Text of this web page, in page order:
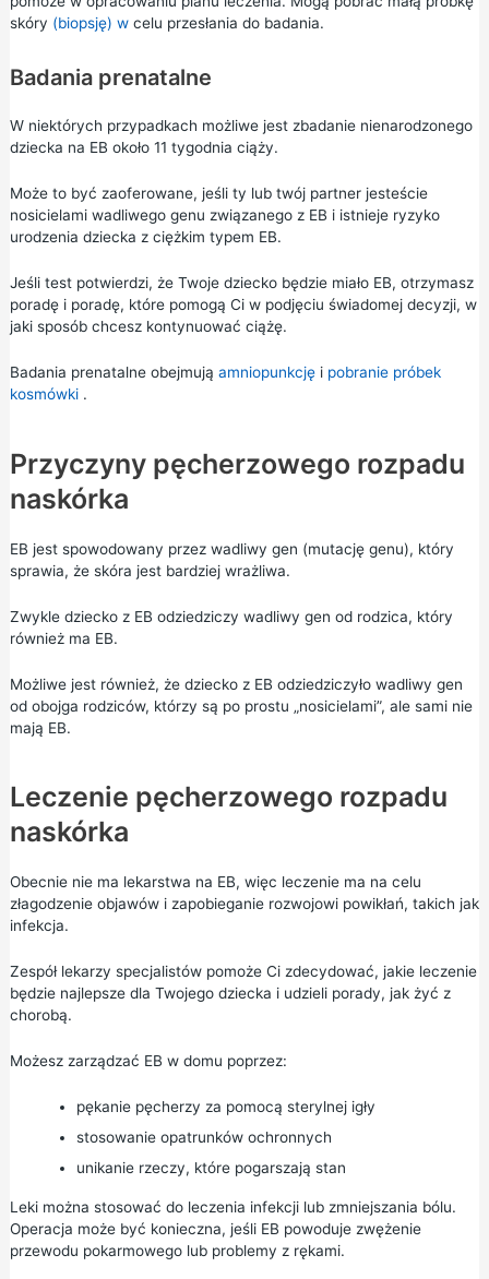
skóry (biopsję) wcelu przesłania do badania.
Badania prenatalne
W niektórych przypadkach możliwe jest zbadanie nienarodzonego
dziecka na EB około 11 tygodnia ciąży.
Może to być zaoferowane, jeśli ty lub twój partner jesteście
nosicielami wadliwego genu związanego z EB i istnieje ryzyko
urodzenia dziecka z ciężkim typem EB.
Jeśli test potwierdzi, że Twoje dziecko będzie miało EB, otrzymasz
poradę i poradę, które pomogą Ci w podjęciu świadomej decyzji, w
jaki sposób chcesz kontynuować ciążę.
Badania prenatalne obejmują amniopunkcjęi pobranie próbek
kosmówki.
Przyczyny pęcherzowego rozpadu
naskórka
EB jest spowodowany przez wadliwy gen (mutację genu), który
sprawia, że skóra jest bardziej wrażliwa.
Zwykle dziecko z EB odziedziczy wadliwy gen od rodzica, który
również ma EB.
Możliwe jest również, że dziecko z EB odziedziczyło wadliwy gen
od obojga rodziców, którzy są po prostu „nosicielami”, ale sami nie
mają EB.
Leczenie pęcherzowego rozpadu
naskórka
Obecnie nie ma lekarstwa na EB, więc leczenie ma na celu
złagodzenie objawów i zapobieganie rozwojowi powikłań, takich jak
infekcja.
Zespół lekarzy specjalistów pomoże Ci zdecydować, jakie leczenie
będzie najlepsze dla Twojego dziecka i udzieli porady, jak żyć z
chorobą.
Możesz zarządzać EB w domu poprzez:
pękanie pęcherzy za pomocą sterylnej igły
stosowanie opatrunków ochronnych
unikanie rzeczy, które pogarszają stan
Leki można stosować do leczenia infekcji lub zmniejszania bólu.
Operacja może być konieczna, jeśli EB powoduje zwężenie
przewodu pokarmowego lub problemy z rękami.